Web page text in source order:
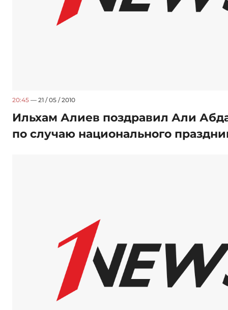
20:45 — 21 / 05 / 2010
Ильхам Алиев поздравил Али
по случаю национального